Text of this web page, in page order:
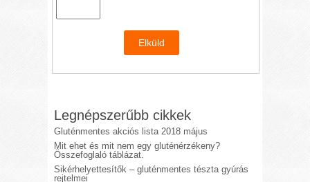
Legnépszerűbb cikkek
Gluténmentes akciós lista 2018 május
Mit ehet és mit nem egy gluténérzékeny?
Összefoglaló táblázat.
Sikérhelyettesítők – gluténmentes tészta gyúrás
rejtelmei